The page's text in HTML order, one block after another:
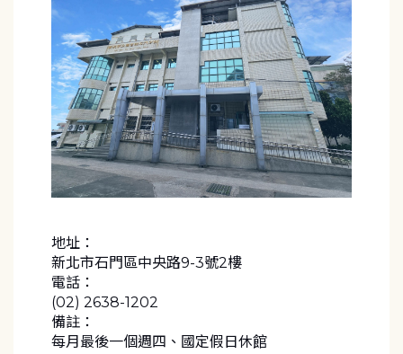
地址：
新北市石門區中央路9-3號2樓
電話：
(02) 2638-1202
備註：
每月最後一個週四、國定假日休館